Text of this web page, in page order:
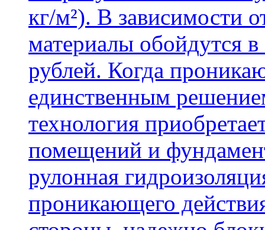
кг/м²). В зависимости
материалы обойдутся
рублей. Когда
единственным
технология
помещений и
рулонная
проникающего